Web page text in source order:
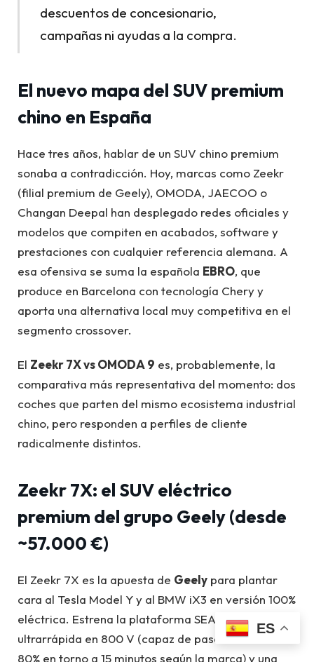
descuentos de concesionario,
campañas ni ayudas a la compra.
El nuevo mapa del SUV premium
chino en España
Hace tres años, hablar de un SUV chino premium
sonaba a contradicción. Hoy, marcas como Zeekr
(filial premium de Geely), OMODA, JAECOO o
Changan Deepal han desplegado redes oficiales y
modelos que compiten en acabados, software y
prestaciones con cualquier referencia alemana. A
esa ofensiva se suma la española EBRO, que
produce en Barcelona con tecnología Chery y
aporta una alternativa local muy competitiva en el
segmento crossover.
El Zeekr 7X vs OMODA 9 es, probablemente, la
comparativa más representativa del momento: dos
coches que parten del mismo ecosistema industrial
chino, pero responden a perfiles de cliente
radicalmente distintos.
Zeekr 7X: el SUV eléctrico
premium del grupo Geely (desde
~57.000 €)
El Zeekr 7X es la apuesta de Geely para plantar
cara al Tesla Model Y y al BMW iX3 en versión 100%
eléctrica. Estrena la plataforma SEA, ofrece carga
ultrarrápida en 800 V (capaz de pasar del 10 al
80% en torno a 15 minutos según la marca) y una
ES